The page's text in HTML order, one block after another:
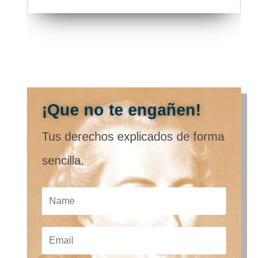
¡Que no te engañen!
Tus derechos explicados de forma
sencilla.